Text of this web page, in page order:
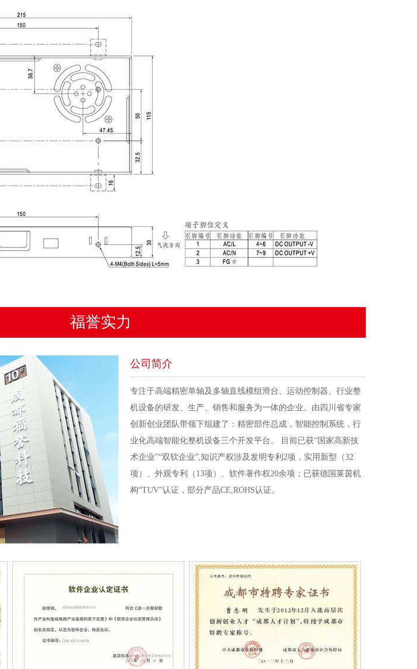
福誉实力
公司简介
专注于高端精密单轴及多轴直线模组滑台、运动控制器、行业整
机设备的研发、生产、销售和服务为一体的企业。由四川省专家
创新创业团队带领下组建了：精密部件总成，智能控制系统，行
业化高端智能化整机设备三个开发平台。 目前已获“国家高新技
术企业”“双软企业”,知识产权涉及发明专利2项，实用新型（32
项）、外观专利（13项）、软件著作权20余项；已获德国莱茵机
构“TUV”认证，部分产品CE,ROHS认证。